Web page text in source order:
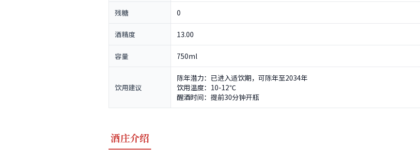
残糖 0
酒精度 13.00
容量 750ml
饮用建议
陈年潜力：已进入适饮期，可陈年至2034年
饮用温度：10-12℃
醒酒时间：提前30分钟开瓶
酒庄介绍